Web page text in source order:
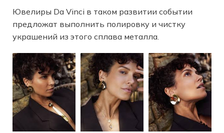
Ювелиры Da Vinci в таком развитии событии
предложат выполнить полировку и чистку
украшений из этого сплава металла.